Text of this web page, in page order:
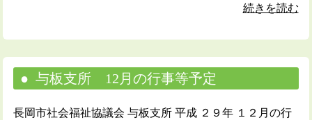
続きを読む
与板支所 12月の行事等予定
長岡市社会福祉協議会 与板支所 平成 ２９年 １２月の行